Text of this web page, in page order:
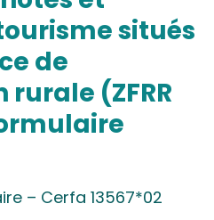
situés
de
(ZFRR
– Cerfa 13567*02